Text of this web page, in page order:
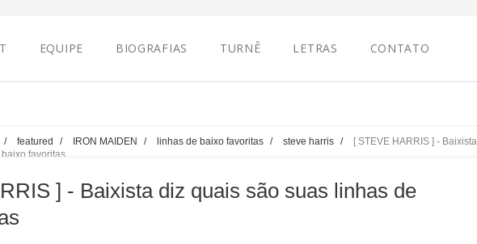
EQUIPE BIOGRAFIAS TURNÊ LETRAS CONTATO
/ featured / IRON MAIDEN / linhas de baixo favoritas / steve harris /
[ STEVE HARRIS ] - Baixista
favoritas
] - Baixista diz quais são suas linhas de